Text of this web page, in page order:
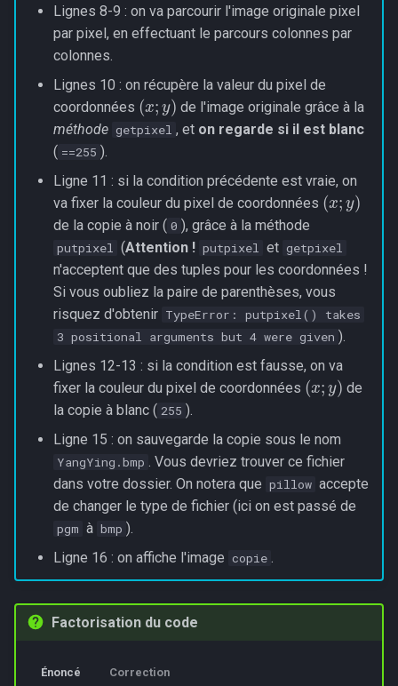
Lignes 8-9 : on va parcourir l'image originale pixel
par pixel, en effectuant le parcours colonnes par
colonnes.
Lignes 10 : on récupère la valeur du pixel de
coordonnées
(x;y)
de l'image originale grâce à la
méthode getpixel , et on regarde si il est blanc
( ==255 ).
Ligne 11 : si la condition précédente est vraie, on
va fixer la couleur du pixel de coordonnées
(xy)
de la copie à noir ( 0 ), grâce à la méthode
putpixel (Attention ! putpixel et getpixel
n'acceptent que des tuples pour les coordonnées !
Si vous oubliez la paire de parenthèses, vous
risquez d'obtenir TypeError: putpixel() takes
3 positional arguments but 4 were given ).
Lignes 12-13 : si la condition est fausse, on va
fixer la couleur du pixel de coordonnées
(x;y)
de
la copie à blanc ( 255 ).
Ligne 15 : on sauvegarde la copie sous le nom
YangYing.bmp . Vous devriez trouver ce fichier
dans votre dossier. On notera que pillow accepte
de changer le type de fichier (ici on est passé de
pgm à bmp ).
Ligne 16 : on affiche l'image copie .
Factorisation du code
Énoncé Correction